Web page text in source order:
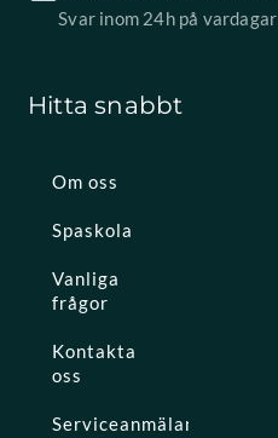
Svar inom 24h på vardagar
Hitta snabbt
Om oss
Spaskola
Vanliga
frågor
Kontakta
oss
Serviceanmälan